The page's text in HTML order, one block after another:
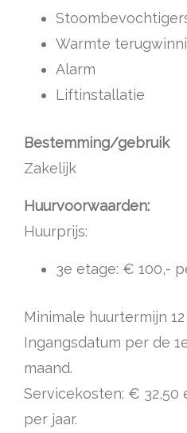
Warmte
Alarm
Liftinstallatie
Bestemming/gebruik
Zakelijk
Huurvoorwaarden:
Huurprijs:
3e etage: € 100,-
Minimale huurtermijn
Ingangsdatum per de
maand.
Servicekosten: € 32,50
per jaar.